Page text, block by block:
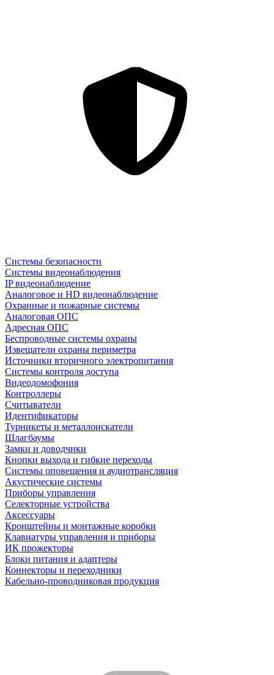
Системы безопасности
Системы видеонаблюдения
IP видеонаблюдение
Аналоговое и HD видеонаблюдение
Охранные и пожарные системы
Аналоговая ОПС
Адресная ОПС
Беспроводные системы охраны
Извещатели охраны периметра
Источники вторичного электропитания
Системы контроля доступа
Видеодомофония
Контроллеры
Считыватели
Идентификаторы
Турникеты и металлоискатели
Шлагбаумы
Замки и доводчики
Кнопки выхода и гибкие переходы
Системы оповещения и аудиотрансляция
Акустические системы
Приборы управления
Селекторные устройства
Аксессуары
Кронштейны и монтажные коробки
Клавиатуры управления и приборы
ИК прожекторы
Блоки питания и адаптеры
Коннекторы и переходники
Кабельно-проводниковая продукция